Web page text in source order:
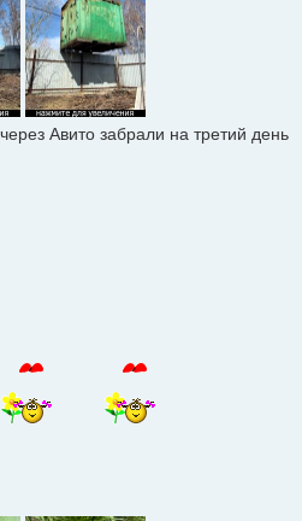
отдетского спортивного
столько детей на нем
И качество отличное,
И его бы продать с
на этом комплексе, к нему
белья
избавиться от всего
Авито забрали на третий день